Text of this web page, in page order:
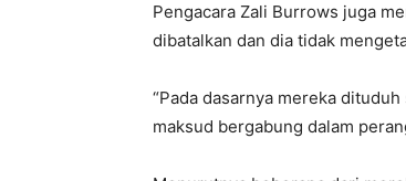
Pengacara Zali Burrows juga
dibatalkan dan dia tidak
“Pada dasarnya mereka
maksud bergabung dalam